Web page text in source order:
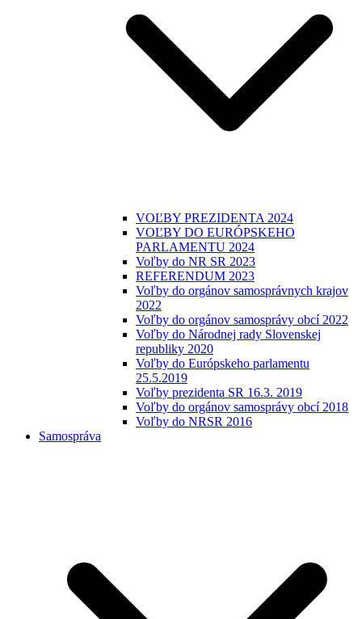
VOĽBY PREZIDENTA 2024
VOĽBY DO EURÓPSKEHO
PARLAMENTU 2024
Voľby do NR SR 2023
REFERENDUM 2023
Voľby do orgánov samosprávnych krajov
2022
Voľby do orgánov samosprávy obcí 2022
Voľby do Národnej rady Slovenskej
republiky 2020
Voľby do Európskeho parlamentu
25.5.2019
Voľby prezidenta SR 16.3. 2019
Voľby do orgánov samosprávy obcí 2018
Voľby do NRSR 2016
Samospráva